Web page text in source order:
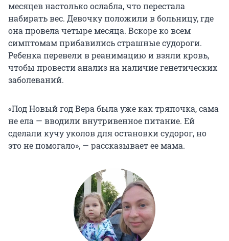
месяцев настолько ослабла, что перестала
набирать вес. Девочку положили в больницу, где
она провела четыре месяца. Вскоре ко всем
симптомам прибавились страшные судороги.
Ребенка перевели в реанимацию и взяли кровь,
чтобы провести анализ на наличие генетических
заболеваний.
«Под Новый год Вера была уже как тряпочка, сама
не ела — вводили внутривенное питание. Ей
сделали кучу уколов для остановки судорог, но
это не помогало», — рассказывает ее мама.